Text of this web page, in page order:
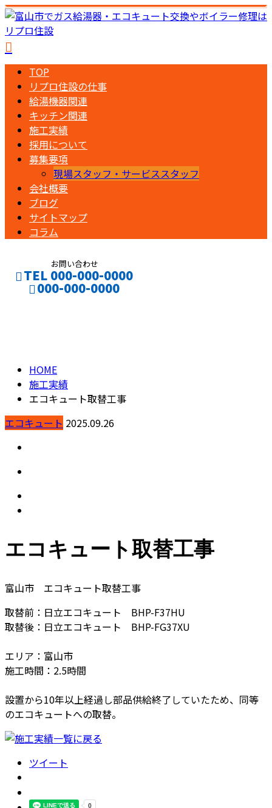
TOP
リプロ住設の仕事
給湯機器関連
キッチン関連
施工実績
採用について
募集要項
現場スタッフ・サービススタッフ
会社概要
ブログ
サイトマップ
コラム
お問い合わせ
TEL 000-000-0000
000-000-0000
HOME
施工実績
エコキュート取替工事
エコキュート 2025.09.26
エコキュート取替工事
富山市 エコキュート取替工事
取替前：日立エコキュート BHP-F37HU
取替後：日立エコキュート BHP-FG37XU
エリア：富山市
施工時間：2.5時間
設置から10年以上経過し部品供給終了していたため、同等
のエコキュートへの取替。
ツイート